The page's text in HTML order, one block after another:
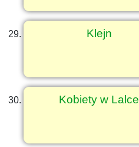
Klejn
Kobiety w Lalce